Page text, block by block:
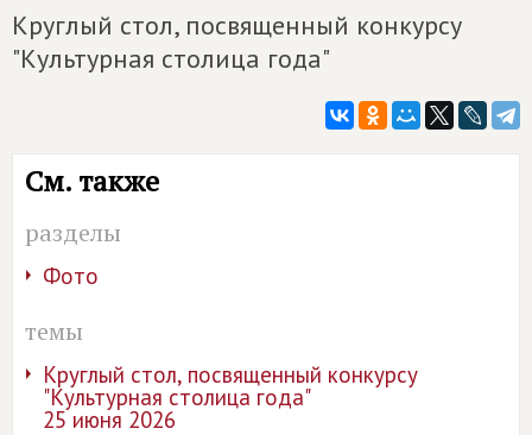
Круглый стол, посвященный конкурсу
"Культурная столица года"
См. также
разделы
Фото
темы
Круглый стол, посвященный конкурсу
"Культурная столица года"
25 июня 2026